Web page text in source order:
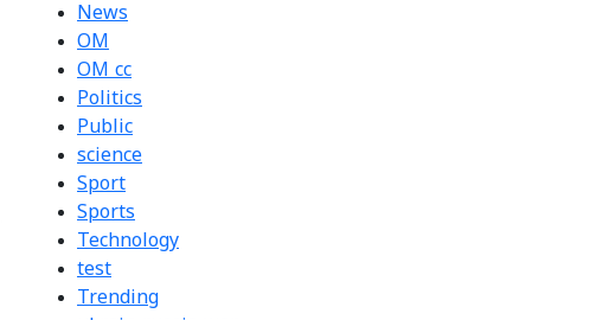
News
OM
OM cc
Politics
Public
science
Sport
Sports
Technology
test
Trending